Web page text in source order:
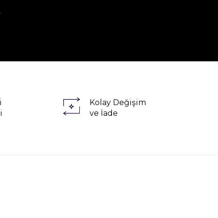
Kolay Değişim
ve İade